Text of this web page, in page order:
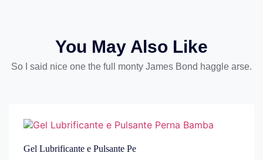
You May Also Like
So I said nice one the full monty James Bond haggle arse.
Gel Lubrificante e Pulsante Pe